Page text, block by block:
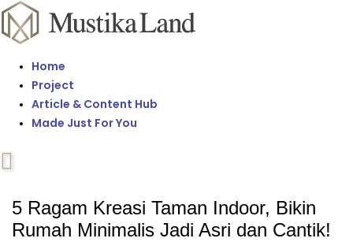
Home
Project
Article & Content Hub
Made Just For You
5 Ragam Kreasi Taman Indoor, Bikin
Rumah Minimalis Jadi Asri dan Cantik!